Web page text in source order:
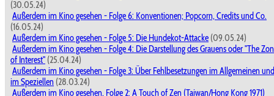
(30.05.24)
Außerdem im Kino gesehen - Folge 6: Konventionen; Popcorn, Credits und Co.
(16.05.24)
Außerdem im Kino gesehen - Folge 5: Die Hundekot-Attacke (09.05.24)
Außerdem im Kino gesehen - Folge 4: Die Darstellung des Grauens oder "The
of Interest" (25.04.24)
Außerdem im Kino gesehen - Folge 3: Über Fehlbesetzungen im Allgemeinen und
im Speziellen (28.03.24)
Außerdem im Kino gesehen, Folge 2: A Touch of Zen (Taiwan/Hong Kong 1971)